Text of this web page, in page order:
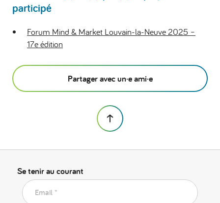
participé
Forum Mind & Market Louvain-la-Neuve 2025 –
17e édition
Partager avec un·e ami·e
Se tenir au courant
Email *